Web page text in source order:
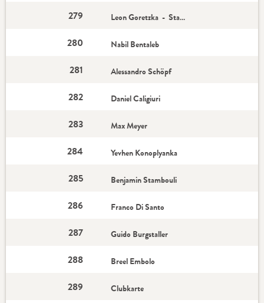
279 Leon Goretzka - Star-Spieler
280 Nabil Bentaleb
281 Alessandro Schöpf
282 Daniel Caligiuri
283 Max Meyer
284 Yevhen Konoplyanka
285 Benjamin Stambouli
286 Franco Di Santo
287 Guido Burgstaller
288 Breel Embolo
289 Clubkarte